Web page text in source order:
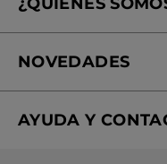
Tratamientos de
Mi club Yves Rocher
¿Quiénes somos?
Nuestros
NOVEDADES
Rebajas
AYUDA Y